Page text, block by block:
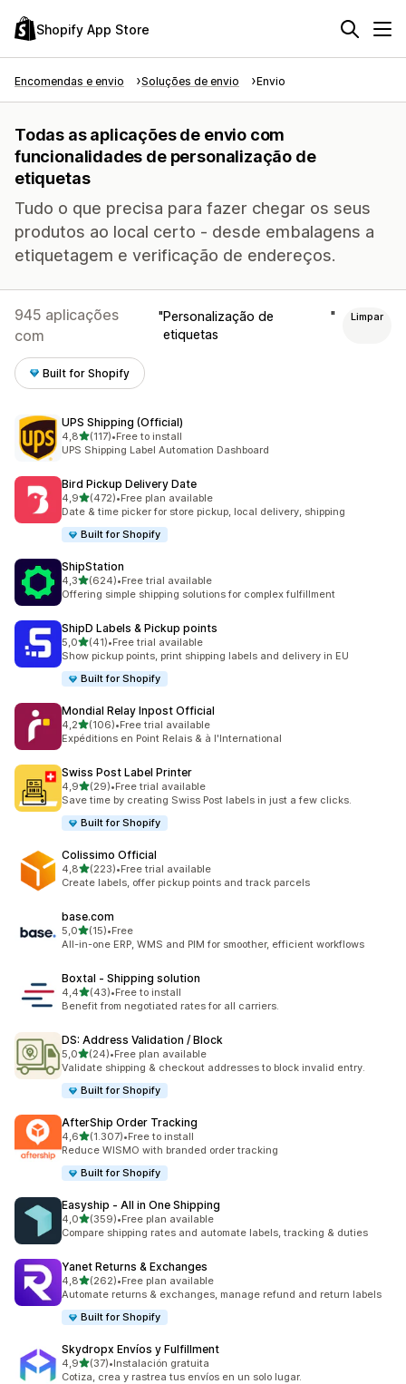
Shopify App Store
Encomendas e envio Soluções de envio Envio
Todas as aplicações de envio com
funcionalidades de personalização de
etiquetas
Tudo o que precisa para fazer chegar os seus
produtos ao local certo - desde embalagens a
etiquetagem e verificação de endereços.
945 aplicações
com
Personalização de
etiquetas
Limpar
Built for Shopify
UPS Shipping (Official)
4,8de 5 estrelas
(117)
117 total de avaliações
•Free to install
UPS Shipping Label Automation Dashboard
Bird Pickup Delivery Date
4,9de 5 estrelas
(472)
472 total de avaliações
•Free plan available
Date & time picker for store pickup, local delivery, shipping
Built for Shopify
ShipStation
4,3de 5 estrelas
(624)
624 total de avaliações
•Free trial available
Offering simple shipping solutions for complex fulfillment
ShipD Labels & Pickup points
5,0de 5 estrelas
(41)
41 total de avaliações
•Free trial available
Show pickup points, print shipping labels and delivery in EU
Built for Shopify
Mondial Relay Inpost Official
4,2de 5 estrelas
(106)
106 total de avaliações
•Free trial available
Expéditions en Point Relais & à l'International
Swiss Post Label Printer
4,9de 5 estrelas
(29)
29 total de avaliações
•Free trial available
Save time by creating Swiss Post labels in just a few clicks.
Built for Shopify
Colissimo Official
4,8de 5 estrelas
(223)
223 total de avaliações
•Free trial available
Create labels, offer pickup points and track parcels
base.com
5,0de 5 estrelas
(15)
15 total de avaliações
•Free
All-in-one ERP, WMS and PIM for smoother, efficient workflows
Boxtal ‑ Shipping solution
4,4de 5 estrelas
(43)
43 total de avaliações
•Free to install
Benefit from negotiated rates for all carriers.
DS: Address Validation / Block
5,0de 5 estrelas
(24)
24 total de avaliações
•Free plan available
Validate shipping & checkout addresses to block invalid entry.
Built for Shopify
AfterShip Order Tracking
4,6de 5 estrelas
(1.307)
1307 total de avaliações
•Free to install
Reduce WISMO with branded order tracking
Built for Shopify
Easyship ‑ All in One Shipping
4,0de 5 estrelas
(359)
359 total de avaliações
•Free plan available
Compare shipping rates and automate labels, tracking & duties
Yanet Returns & Exchanges
4,8de 5 estrelas
(262)
262 total de avaliações
•Free plan available
Automate returns & exchanges, manage refund and return labels
Built for Shopify
Skydropx Envíos y Fulfillment
4,9de 5 estrelas
(37)
37 total de avaliações
•Instalación gratuita
Cotiza, crea y rastrea tus envíos en un solo lugar.